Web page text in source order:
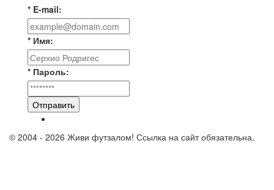
* E-mail:
* Имя:
* Пароль:
Отправить
© 2004 - 2026 Живи футзалом! Ссылка на сайт обязательна.